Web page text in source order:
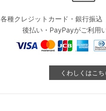
各種クレジットカード・銀行振込
後払い・PayPayがご利用
くわしくはこち